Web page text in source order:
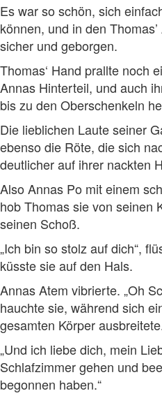
Es war so schön, sich
können, und in den
sicher und geborgen.
Thomas‘ Hand prallte noch
Annas Hinterteil, und auch
bis zu den Oberschenkeln
Die lieblichen Laute seiner
ebenso die Röte, die sich
deutlicher auf ihrer nackten
Also Annas Po mit einem
hob Thomas sie von seinen
seinen Schoß.
„Ich bin so stolz auf dich“,
küsste sie auf den Hals.
Annas Atem vibrierte. „Oh
hauchte sie, während sich
gesamten Körper
„Und ich liebe dich, mein
Schlafzimmer gehen und
begonnen haben.“